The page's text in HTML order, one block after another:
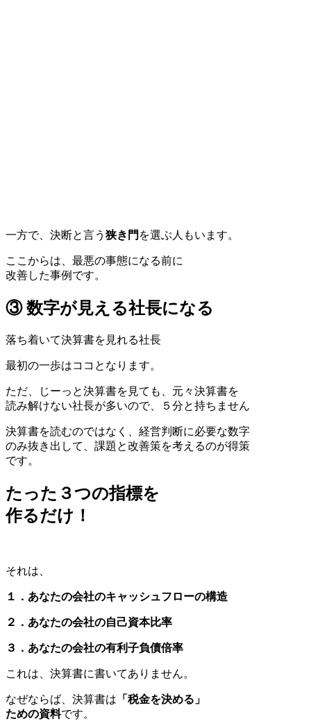
一方で、決断と言う 狭き門 を選ぶ人もいます。
ここからは、最悪の事態になる前に
改善した事例です。
③ 数字が見える社長になる
落ち着いて決算書を見れる社長
最初の一歩はココとなります。
ただ、じーっと決算書を見ても、元々決算書を
読み解けない社長が多いので、５分と持ちません
決算書を読むのではなく、経営判断に必要な数字
のみ抜き出して、課題と改善策を考えるのが得策
です。
たった３つの指標を
作るだけ！
それは、
１．あなたの会社のキャッシュフローの構造
２．あなたの会社の自己資本比率
３．あなたの会社の有利子負債倍率
これは、決算書に書いてありません。
なぜならば、決算書は 「税金を決める」
ための資料です。